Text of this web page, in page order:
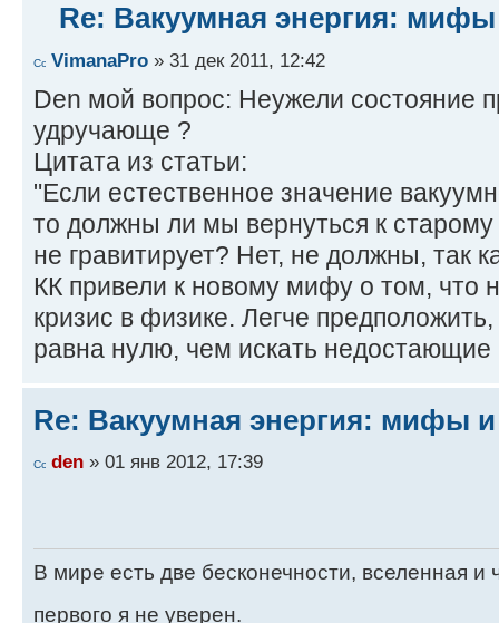
Re: Вакуумная энергия:
VimanaPro » 31 дек 2011, 12:42
Den мой вопрос: Неужели состояние
удручающе ?
Цитата из статьи:
"Если естественное значение
то должны ли мы вернуться к
не гравитирует? Нет, не должны, так
КК привели к новому мифу о том, что
кризис в физике. Легче
равна нулю, чем искать недостающие
Re: Вакуумная энергия: мифы
den » 01 янв 2012, 17:39
В мире есть две бесконечности, вселенная и
первого я не уверен.